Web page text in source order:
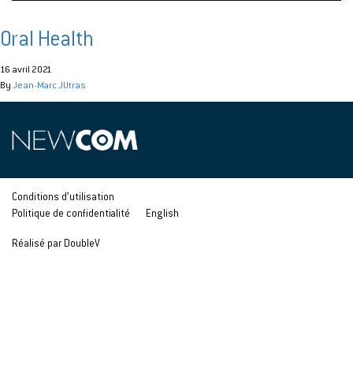
Oral Health
16 avril 2021
By Jean-Marc JUtras
Conditions d’utilisation
Politique de confidentialité
English
Réalisé par DoubleV